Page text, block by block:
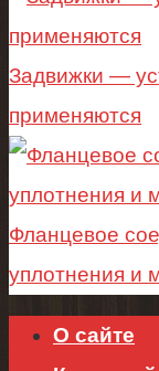
Задвижки —
применяются
Фланцевое
уплотнения и
О сайте